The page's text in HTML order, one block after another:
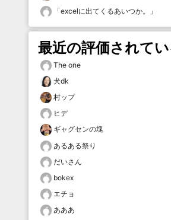
「excelに出てくるあいつか。 」
最近の評価されて
The one
犬dk
村ップ
ヒデ
ギャグセンの塊
あるある祭り
だいさん
bokex
エチョ
あああ